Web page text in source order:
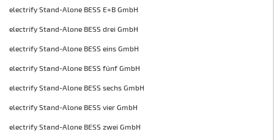
electrify Stand-Alone BESS E+B GmbH
electrify Stand-Alone BESS drei GmbH
electrify Stand-Alone BESS eins GmbH
electrify Stand-Alone BESS fünf GmbH
electrify Stand-Alone BESS sechs GmbH
electrify Stand-Alone BESS vier GmbH
electrify Stand-Alone BESS zwei GmbH